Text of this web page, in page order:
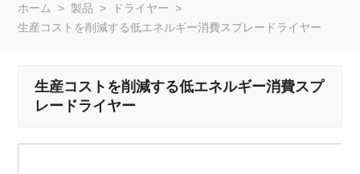
ホーム > 製品 > ドライヤー >
生産コストを削減する低エネルギー消費スプレードライヤー
生産コストを削減する低エネルギー消費スプ
レードライヤー